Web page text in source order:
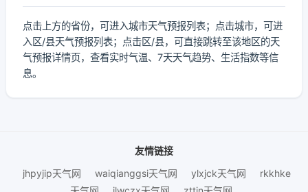
点击上方的省份，可进入城市天气预报列表；点击城市，可进
入区/县天气预报列表；点击区/县，可直接跳转至该地区的天
气预报详情页，查看实时气温、7天天气趋势、生活指数等信
息。
友情链接
jhpyjip天气网
waiqianggsi天气网 ylxjck天气网
rkkhke